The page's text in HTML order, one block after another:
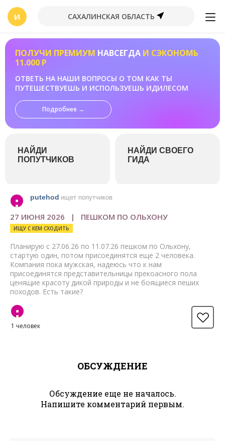
И САХАЛИНСКАЯ ОБЛАСТЬ
ПОЛУЧИ ПРЕМИУМ НАВСЕГДА И СЭКОНОМЬ
11.000 Р
ОТВЕТЬ НА НАШИ ВОПРОСЫ О ТОМ КАК ТЫ
ПУТЕШЕСТВУЕШЬ И ИСПОЛЬЗУЕШЬ ИДИЛЕСОМ
Подробнее →
НАЙДИ
ПОПУТЧИКОВ
НАЙДИ СВОЕГО
ГИДА
putehod ищет попутчиков
27 ИЮНЯ 2026 | ПЕШКОМ ПО ОЛЬХОНУ
ИЩУ С КЕМ СХОДИТЬ
Планирую с 27.06.26 по 11.07.26 пешком по Ольхону,
стартую один, потом присоединятся еще 2 человека.
Компания пока мужская, надеюсь что к нам
присоединятся представительницы прекоасного пола
ценящие красоту дикой природы и не боящиеся пеших
походов. Есть такие?
1 человек
ОБСУЖДЕНИЕ
Обсуждение еще не началось.
Напишите комментарий первым.